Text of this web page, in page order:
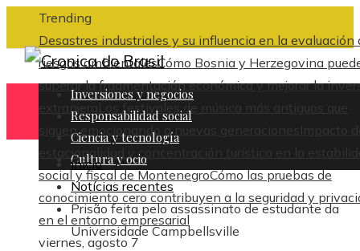
Trending
Desastres industriales y su influencia en la evaluación
riesgos ambientalesCómo Bosnia y Herzegovina
superar la fragmentación económica y mejorar la
extranjera
Los festivales de música más antiguos que
siguen emocionando a nuevas generaciones
Impacto
estacionalidad y concentración turística en la
social y fiscal de MontenegroCómo las pruebas de
conocimiento cero contribuyen a la seguridad y
en el entorno empresarial
viernes, agosto 7
Inversiones y negocios
Responsabilidad social
Ciencia y tecnología
Cultura y ocio
Inicio
Notícias recentes
Prisão feita pelo assassinato de estudante da
Universidade Campbellsville